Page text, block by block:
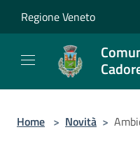
Regione Veneto
Home > Novità >